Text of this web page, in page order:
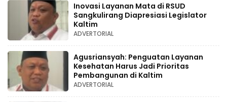
Inovasi Layanan Mata di RSUD
Sangkulirang Diapresiasi Legislator
Kaltim
ADVERTORIAL
Agusriansyah: Penguatan Layanan
Kesehatan Harus Jadi Prioritas
Pembangunan di Kaltim
ADVERTORIAL